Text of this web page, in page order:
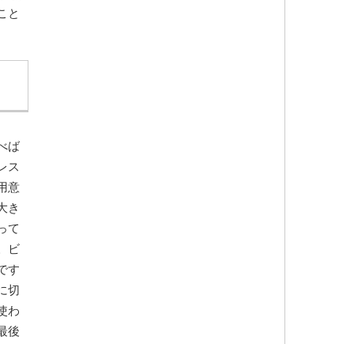
と
ば
ス
意
き
て
ビ
す
切
わ
後